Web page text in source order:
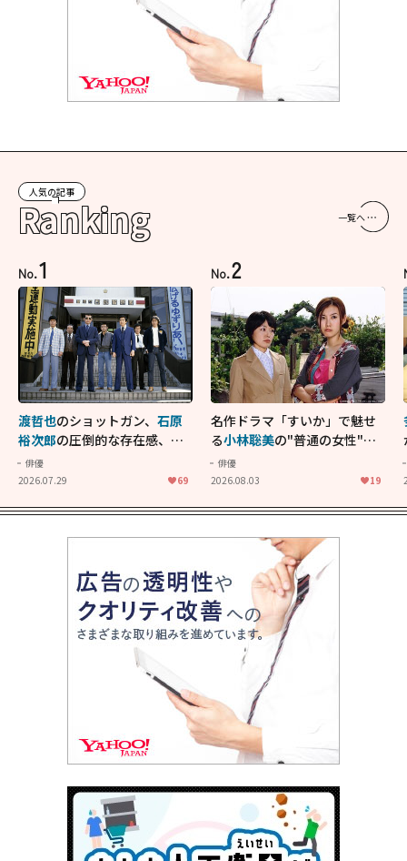
人気の記事
Ranking 一覧へ
No.1
渡哲也のショットガン、 石原
裕次郎の圧倒的な存在感、 舘
ひろし
ン！"大門軍団"のカッコよさ
II」
俳優
2026.07.29
69
No.2
名作ドラマ「すいか」で魅せ
る小林聡美の"普通の女性"が
大人に刺さる...映画「かもめ
食堂」にも通じる静かな芝居
俳優
2026.08.03
19